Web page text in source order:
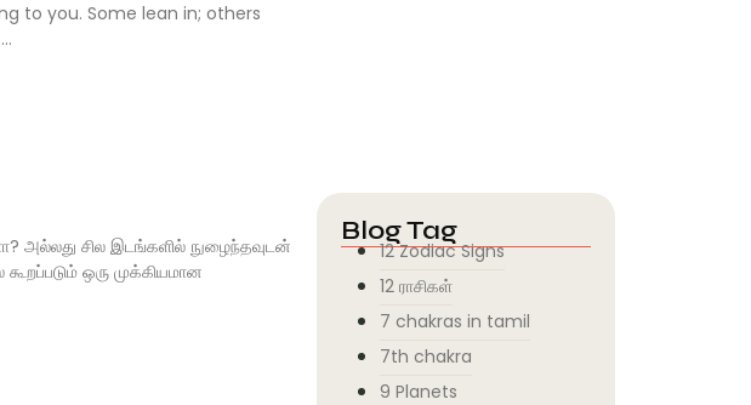
to you. Some lean in; others
அல்லது சில இடங்களில் நுழைந்தவுடன்
ஒரு முக்கியமான
Blog Tag
12 Zodiac Signs
12 ராசிகள்
7 chakras in tamil
7th chakra
9 Planets